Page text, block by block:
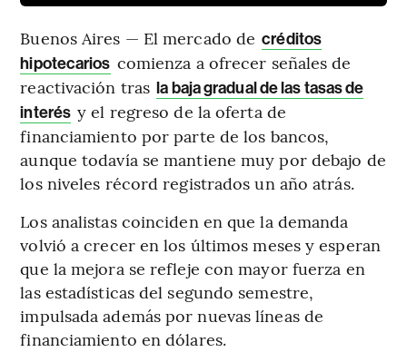
Buenos Aires — El mercado de créditos
hipotecarios comienza a ofrecer señales de
reactivación tras la baja gradual de las tasas de
interés y el regreso de la oferta de
financiamiento por parte de los bancos,
aunque todavía se mantiene muy por debajo de
los niveles récord registrados un año atrás.
Los analistas coinciden en que la demanda
volvió a crecer en los últimos meses y esperan
que la mejora se refleje con mayor fuerza en
las estadísticas del segundo semestre,
impulsada además por nuevas líneas de
financiamiento en dólares.